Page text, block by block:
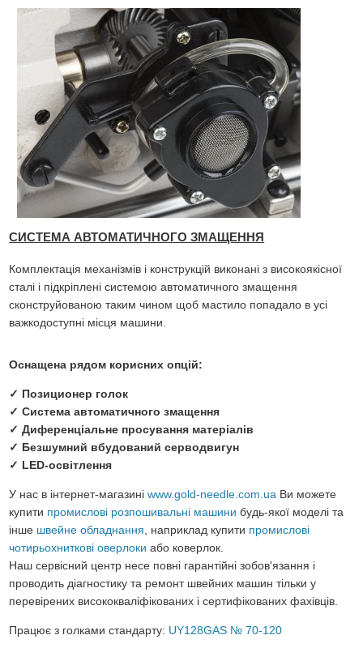
СИСТЕМА АВТОМАТИЧНОГО ЗМАЩЕННЯ
Комплектація механізмів і конструкцій виконані з високоякісної
сталі і підкріплені системою автоматичного змащення
сконструйованою таким чином щоб мастило попадало в усі
важкодоступні місця машини.
Оснащена рядом корисних опцій:
✓ Позиционер голок
✓ Система автоматичного змащення
✓ Диференціальне просування матеріалів
✓ Безшумний вбудований серводвигун
✓ LED-освітлення
У нас в інтернет-магазиніwww.gold-needle.com.ua Ви можете
купити промислові розпошивальні машини будь-якої моделі та
інше швейне обладнання , наприклад купити промислові
чотирьохниткові оверлоки або коверлок.
Наш сервісний центр несе повні гарантійні зобов'язання і
проводить діагностику та ремонт швейних машин тільки у
перевірених висококваліфікованих і сертифікованих фахівців.
Працює з голками стандарту: UY128GAS № 70-120